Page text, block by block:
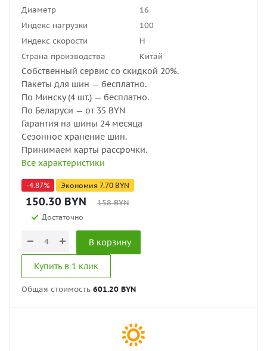
Диаметр
16
Индекс нагрузки
100
Индекс скорости
H
Страна производства
Китай
Собственный сервис со скидкой 20%.
Пакеты для шин — бесплатно.
По Минску (4 шт.) — бесплатно.
По Беларуси — от 35 BYN
Гарантия на шины 24 месяца
Сезонное хранение шин.
Принимаем карты рассрочки.
Все характеристики
-4.87% Экономия 7.70 BYN
150.30 BYN 158BYN
Достаточно
В корзину
Купить в 1 клик
Общая стоимость 601.20 BYN